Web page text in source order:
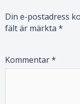
Din e-postadress
fält är märkta *
Kommentar*